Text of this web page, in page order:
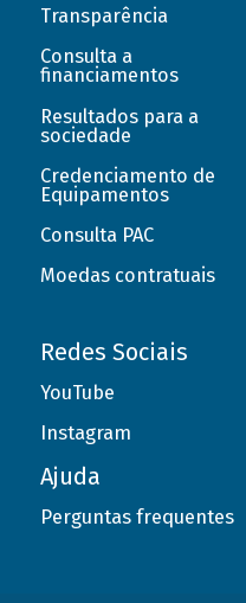
Transparência
Consulta a
financiamentos
Resultados para a
sociedade
Credenciamento de
Equipamentos
Consulta PAC
Moedas contratuais
Redes Sociais
YouTube
Instagram
Ajuda
Perguntas frequentes